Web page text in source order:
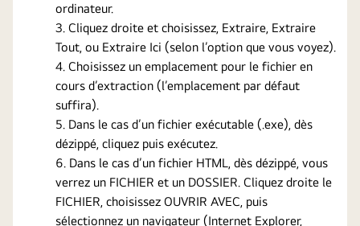
ordinateur.
Cliquez droite et choisissez, Extraire, Extraire
Tout, ou Extraire Ici (selon l’option que vous voyez).
Choisissez un emplacement pour le fichier en
cours d’extraction (l’emplacement par défaut
suffira).
Dans le cas d’un fichier exécutable (.exe), dès
dézippé, cliquez puis exécutez.
Dans le cas d’un fichier HTML, dès dézippé, vous
verrez un FICHIER et un DOSSIER. Cliquez droite le
FICHIER, choisissez OUVRIR AVEC, puis
sélectionnez un navigateur (Internet Explorer,